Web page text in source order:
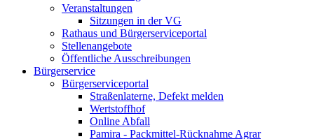
Veranstaltungen
Sitzungen in der VG
Rathaus und Bürgerserviceportal
Stellenangebote
Öffentliche Ausschreibungen
Bürgerservice
Bürgerserviceportal
Straßenlaterne, Defekt melden
Wertstoffhof
Online Abfall
Pamira - Packmittel-Rücknahme Agrar